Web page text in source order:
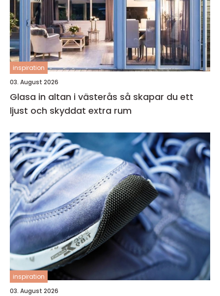
inspiration
03. August 2026
Glasa in altan i västerås så skapar du ett
ljust och skyddat extra rum
inspiration
03. August 2026